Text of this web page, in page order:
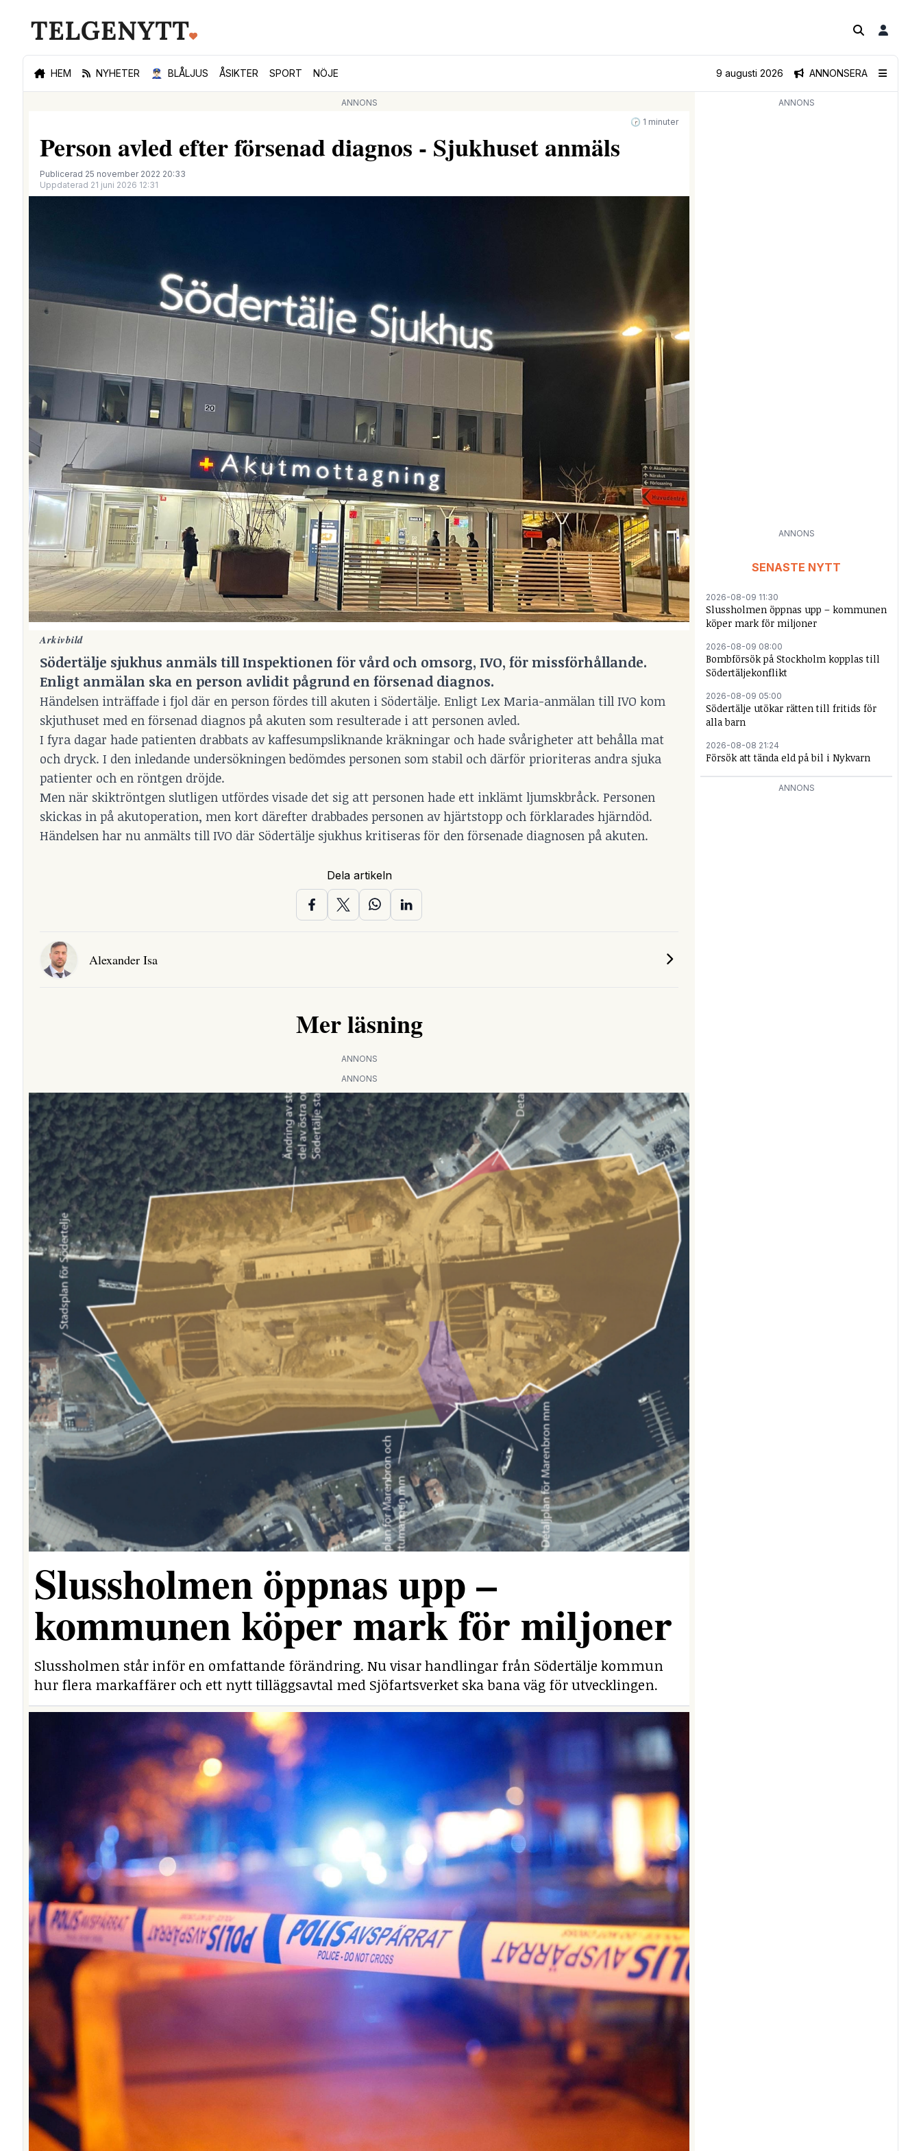
HEM NYHETER 👮🏻‍♂️ BLÅLJUS ÅSIKTER SPORT NÖJE ANNONSERA
9 augusti 2026
ANNONS
🕝 1 minuter
Person avled efter försenad diagnos - Sjukhuset anmäls
Publicerad 25 november 2022 20:33
Uppdaterad 21 juni 2026 12:31
Arkivbild
Södertälje sjukhus anmäls till Inspektionen för vård och omsorg, IVO, för missförhållande.
Enligt anmälan ska en person avlidit pågrund en försenad diagnos.
Händelsen inträffade i fjol där en person fördes till akuten i Södertälje. Enligt Lex Maria-anmälan till IVO kom
skjuthuset med en försenad diagnos på akuten som resulterade i att personen avled.
I fyra dagar hade patienten drabbats av kaffesumpsliknande kräkningar och hade svårigheter att behålla mat
och dryck. I den inledande undersökningen bedömdes personen som stabil och därför prioriteras andra sjuka
patienter och en röntgen dröjde.
Men när skiktröntgen slutligen utfördes visade det sig att personen hade ett inklämt ljumskbråck. Personen
skickas in på akutoperation, men kort därefter drabbades personen av hjärtstopp och förklarades hjärndöd.
Händelsen har nu anmälts till IVO där Södertälje sjukhus kritiseras för den försenade diagnosen på akuten.
Dela artikeln
Alexander Isa
Mer läsning
ANNONS
ANNONS
Slussholmen öppnas upp –
kommunen köper mark för miljoner
Slussholmen står inför en omfattande förändring. Nu visar handlingar från Södertälje kommun
hur flera markaffärer och ett nytt tilläggsavtal med Sjöfartsverket ska bana väg för utvecklingen.
ANNONS
ANNONS
SENASTE NYTT
2026-08-09 11:30
Slussholmen öppnas upp – kommunen
köper mark för miljoner
2026-08-09 08:00
Bombförsök på Stockholm kopplas till
Södertäljekonflikt
2026-08-09 05:00
Södertälje utökar rätten till fritids för
alla barn
2026-08-08 21:24
Försök att tända eld på bil i Nykvarn
ANNONS